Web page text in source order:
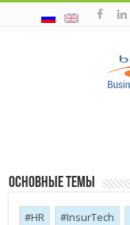
Основные темы
HR InsurTech